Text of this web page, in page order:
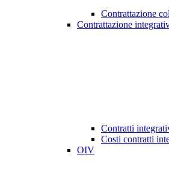
Contrattazione
Contrattazione
Contratti
Costi contratti
OIV